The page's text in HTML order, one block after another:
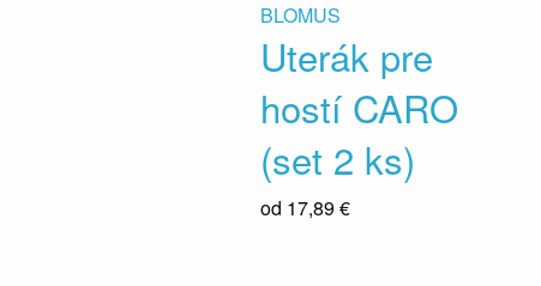
BLOMUS
Uterák pre
hostí CARO
(set 2 ks)
od 17,89 €